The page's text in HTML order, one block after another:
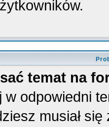
temat na
w odpowiedni
musiał